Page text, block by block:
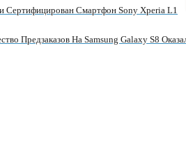
Сертифицирован Смартфон Sony Xperia L1
Предзаказов На Samsung Galaxy S8